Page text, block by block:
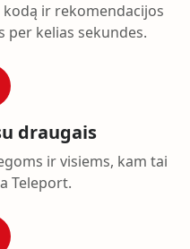
ir rekomendacijos
per kelias sekundes.
draugais
ir visiems, kam tai
Teleport.